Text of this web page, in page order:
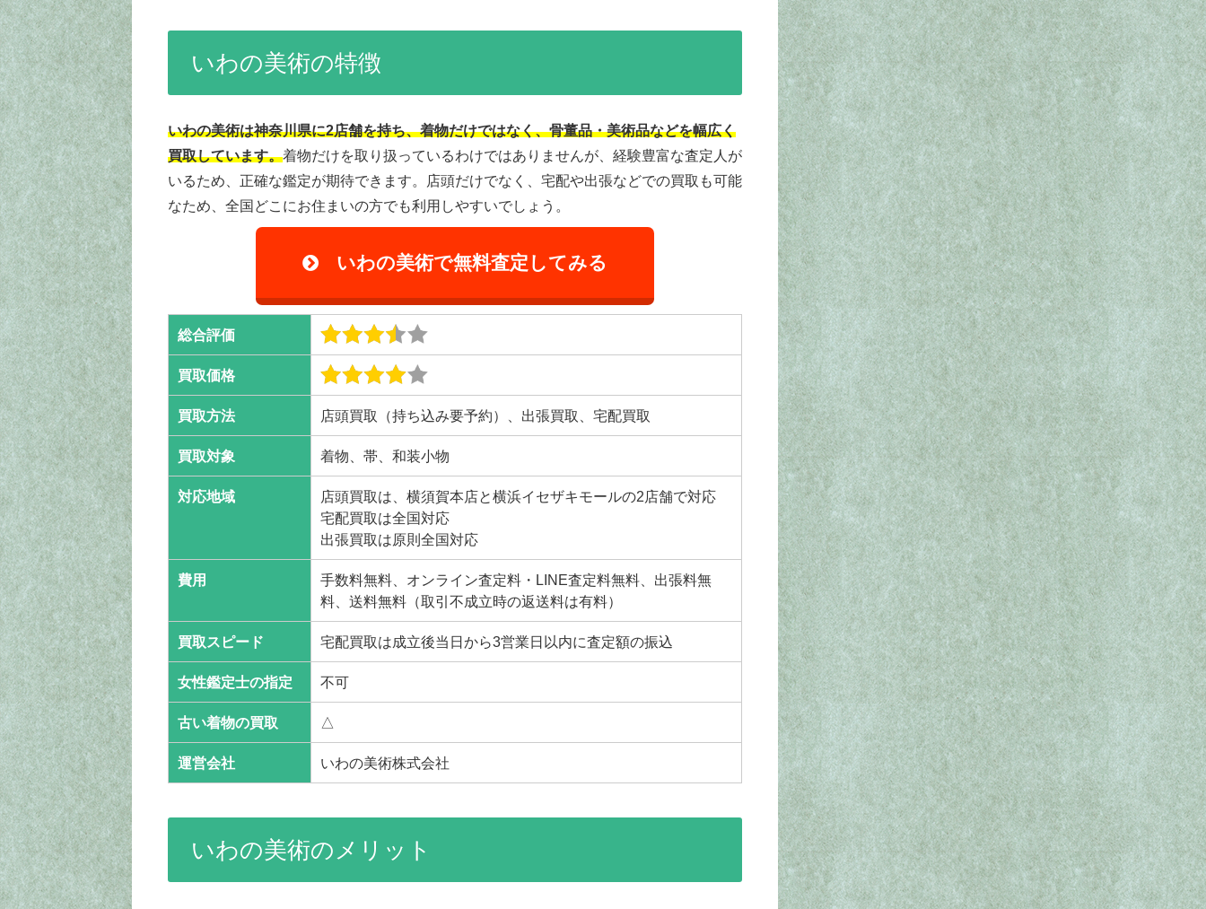
いわの美術の特徴
いわの美術は神奈川県に2店舗を持ち、着物だけではなく、骨董品・美術品などを幅広く
買取しています。着物だけを取り扱っているわけではありませんが、経験豊富な査定人が
いるため、正確な鑑定が期待できます。店頭だけでなく、宅配や出張などでの買取も可能
なため、全国どこにお住まいの方でも利用しやすいでしょう。
いわの美術で無料査定してみる
総合評価
買取価格
買取方法 店頭買取（持ち込み要予約）、出張買取、宅配買取
買取対象 着物、帯、和装小物
対応地域
店頭買取は、横須賀本店と横浜イセザキモールの2店舗で対応
宅配買取は全国対応
出張買取は原則全国対応
費用
手数料無料、オンライン査定料・LINE査定料無料、出張料無
料、送料無料（取引不成立時の返送料は有料）
買取スピード 宅配買取は成立後当日から3営業日以内に査定額の振込
女性鑑定士の指定 不可
古い着物の買取 △
運営会社 いわの美術株式会社
いわの美術のメリット